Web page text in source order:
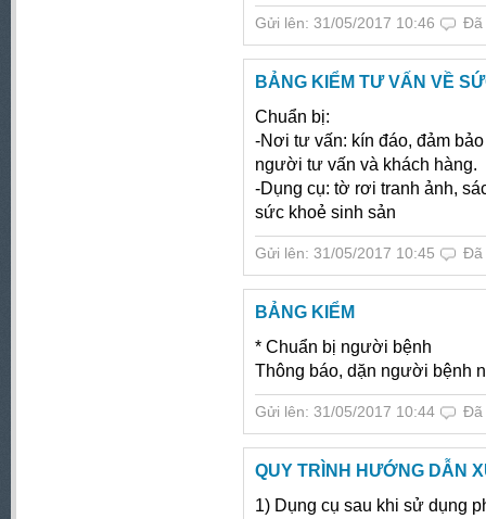
Gửi lên: 31/05/2017 10:46 Đã
BẢNG KIỂM TƯ VẤN VỀ
Chuẩn bị:
-Nơi tư vấn: kín đáo, đảm
người tư vấn và khách hàng.
-Dụng cụ: tờ rơi tranh ảnh,
sức khoẻ sinh sản
Gửi lên: 31/05/2017 10:45 Đã
BẢNG KIỂM
* Chuẩn bị người bệnh
Thông báo, dặn người bệnh
Gửi lên: 31/05/2017 10:44 Đã
QUY TRÌNH HƯỚNG DẪN
1) Dụng cụ sau khi sử dụng